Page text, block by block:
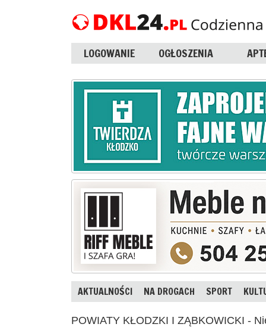
LOGOWANIE OGŁOSZENIA
AKTUALNOŚCI NA DROGACH SPORT
POWIATY KŁODZKI I ZĄBKOWICKI -